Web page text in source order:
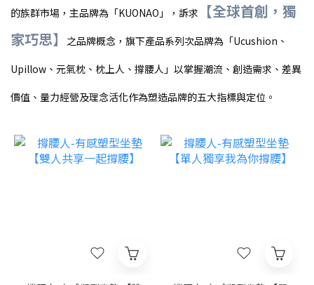
的族群市場，主品牌為「KUONAO」，訴求
【全球首創，獨
家巧思】
之品牌概念，旗下產品系列次品牌為「Ucushion、
Upillow、元氣枕、枕上人 、撐腰人 」以掌握潮流、創造需求、差異
價值、量力經營及理念活化作為塑造品牌的五大指標與定位。